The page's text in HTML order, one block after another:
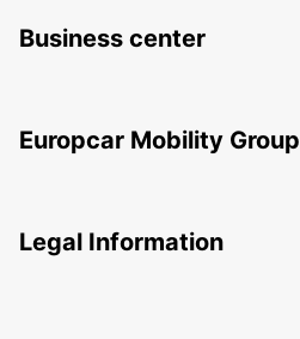
Business center
Europcar Mobility Group
Legal Information